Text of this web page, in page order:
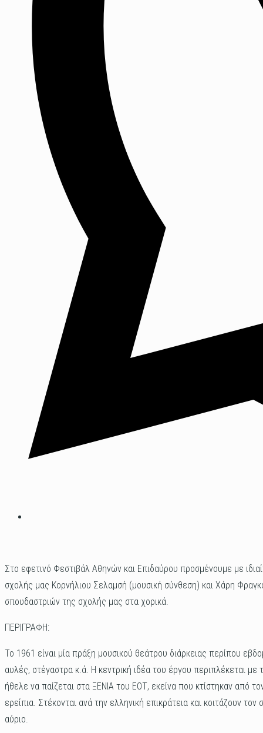
Στο εφετινό Φεστιβάλ Αθηνών και Επιδαύρου προσμένουμε με
σχολής μας Κορνήλιου Σελαμσή (μουσική σύνθεση) και Χάρη
σπουδαστριών της σχολής μας στα χορικά.
ΠΕΡΙΓΡΑΦΗ:
Το 1961 είναι μία πράξη μουσικού θεάτρου διάρκειας περίπου
αυλές, στέγαστρα κ.ά. Η κεντρική ιδέα του έργου περιπλέκεται
ήθελε να παίζεται στα ΞΕΝΙΑ του ΕΟΤ, εκείνα που κτίστηκαν από
ερείπια. Στέκονται ανά την ελληνική επικράτεια και κοιτάζουν
αύριο.